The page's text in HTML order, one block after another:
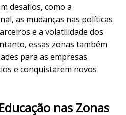
desafios, como a
as mudanças nas políticas
e a volatilidade dos
essas zonas também
para as empresas
e conquistarem novos
nas Zonas